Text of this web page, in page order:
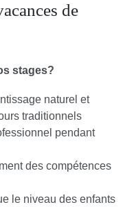
de
stages?
naturel et
traditionnels
pendant
des compétences
le niveau des enfants